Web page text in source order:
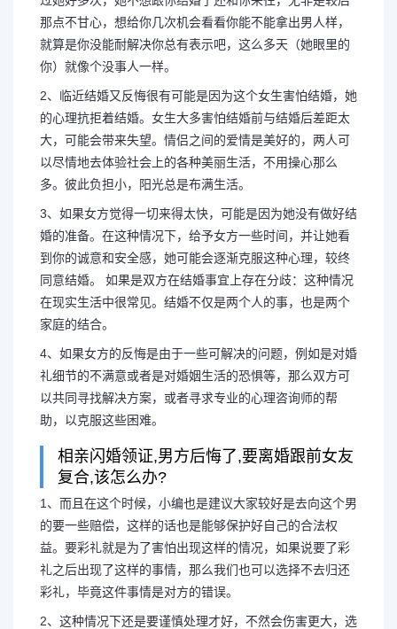
那点不甘心，想给你几次机会看看你能不能拿出男人样，
就算是你没能耐解决你总有表示吧，这么多天（她眼里的
你）就像个没事人一样。
2、临近结婚又反悔很有可能是因为这个女生害怕结婚，她
的心理抗拒着结婚。女生大多害怕结婚前与结婚后差距太
大，可能会带来失望。情侣之间的爱情是美好的，两人可
以尽情地去体验社会上的各种美丽生活，不用操心那么
多。彼此负担小，阳光总是布满生活。
3、如果女方觉得一切来得太快，可能是因为她没有做好结
婚的准备。在这种情况下，给予女方一些时间，并让她看
到你的诚意和安全感，她可能会逐渐克服这种心理，较终
同意结婚。 如果是双方在结婚事宜上存在分歧：这种情况
在现实生活中很常见。结婚不仅是两个人的事，也是两个
家庭的结合。
4、如果女方的反悔是由于一些可解决的问题，例如是对婚
礼细节的不满意或者是对婚姻生活的恐惧等，那么双方可
以共同寻找解决方案，或者寻求专业的心理咨询师的帮
助，以克服这些困难。
相亲闪婚领证,男方后悔了,要离婚跟前女友
复合,该怎么办?
1、而且在这个时候，小编也是建议大家较好是去向这个男
的要一些赔偿，这样的话也是能够保护好自己的合法权
益。要彩礼就是为了害怕出现这样的情况，如果说要了彩
礼之后出现了这样的事情，那么我们也可以选择不去归还
彩礼，毕竟这件事情是对方的错误。
2、这种情况下还是要谨慎处理才好，不然会伤害更大，选